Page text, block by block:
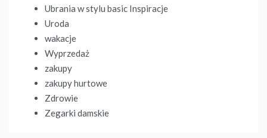
Ubrania w stylu basic Inspiracje
Uroda
wakacje
Wyprzedaż
zakupy
zakupy hurtowe
Zdrowie
Zegarki damskie